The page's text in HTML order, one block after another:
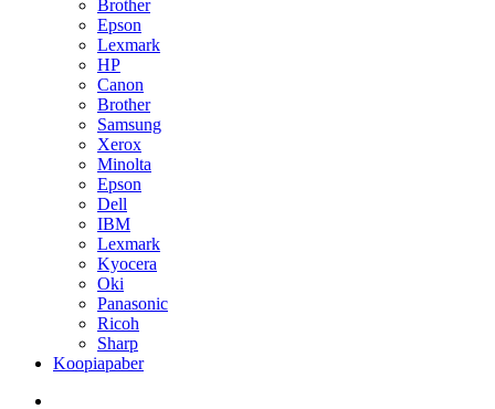
Brother
Epson
Lexmark
HP
Canon
Brother
Samsung
Xerox
Minolta
Epson
Dell
IBM
Lexmark
Kyocera
Oki
Panasonic
Ricoh
Sharp
Koopiapaber